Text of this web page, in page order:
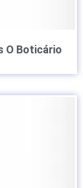
O Boticário